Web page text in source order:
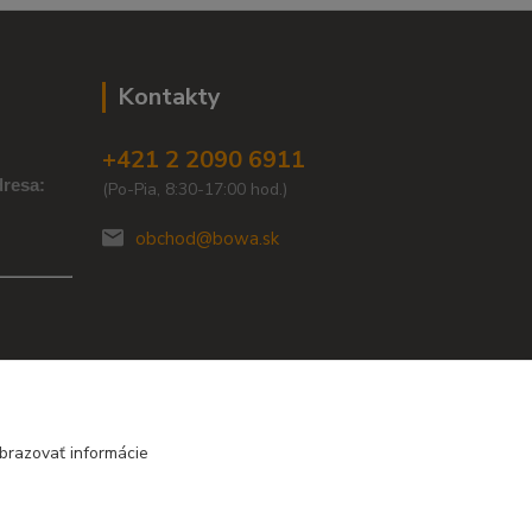
Kontakty
+421 2 2090 6911
(Po-Pia, 8:30-17:00 hod.)
obchod@bowa.sk
informácie